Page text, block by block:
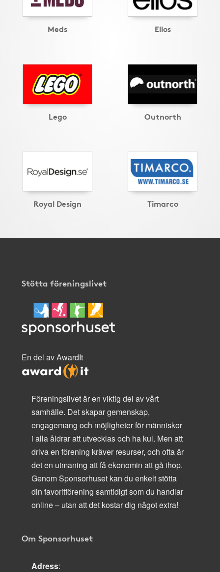
Meds Ellos
Lego Outnorth
Royal Design Timarco
Stötta föreningslivet
En del av AwardIt
Föreningslivet är en viktig del av vårt
samhälle. Det skapar gemenskap,
engagemang och möjligheter för människor
i alla åldrar att utvecklas och ha kul. Men att
driva en förening kräver resurser, och ofta är
det en utmaning att få ekonomin att gå ihop.
Genom Sponsorhuset kan du enkelt stötta
din favoritförening samtidigt som du handlar
online – utan att det kostar dig något extra!
Om Sponsorhuset
Adress: